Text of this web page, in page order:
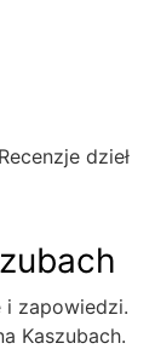
dzieł
i zapowiedzi.
Kaszubach.